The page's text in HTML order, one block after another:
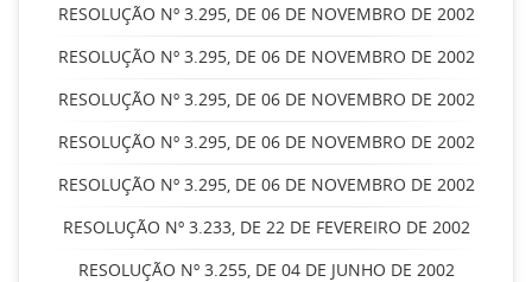
RESOLUÇÃO Nº 3.295, DE 06 DE NOVEMBRO DE 2002
RESOLUÇÃO Nº 3.295, DE 06 DE NOVEMBRO DE 2002
RESOLUÇÃO Nº 3.295, DE 06 DE NOVEMBRO DE 2002
RESOLUÇÃO Nº 3.295, DE 06 DE NOVEMBRO DE 2002
RESOLUÇÃO Nº 3.295, DE 06 DE NOVEMBRO DE 2002
RESOLUÇÃO Nº 3.233, DE 22 DE FEVEREIRO DE 2002
RESOLUÇÃO Nº 3.255, DE 04 DE JUNHO DE 2002